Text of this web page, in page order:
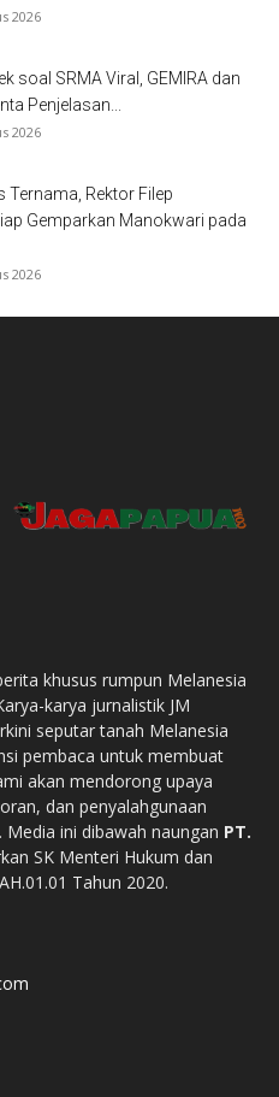
2026
soal SRMA Viral, GEMIRA dan
Penjelasan...
2026
Ternama, Rektor Filep
Gemparkan Manokwari pada
2026
khusus rumpun Melanesia
karya jurnalistik JM
seputar tanah Melanesia
pembaca untuk membuat
akan mendorong upaya
dan penyalahgunaan
ini dibawah naungan PT.
SK Menteri Hukum dan
Tahun 2020.